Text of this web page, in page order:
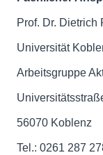
Prof. Dr. Dietrich
Universität
Arbeitsgruppe
56070 Koblenz
Tel.: 0261 287